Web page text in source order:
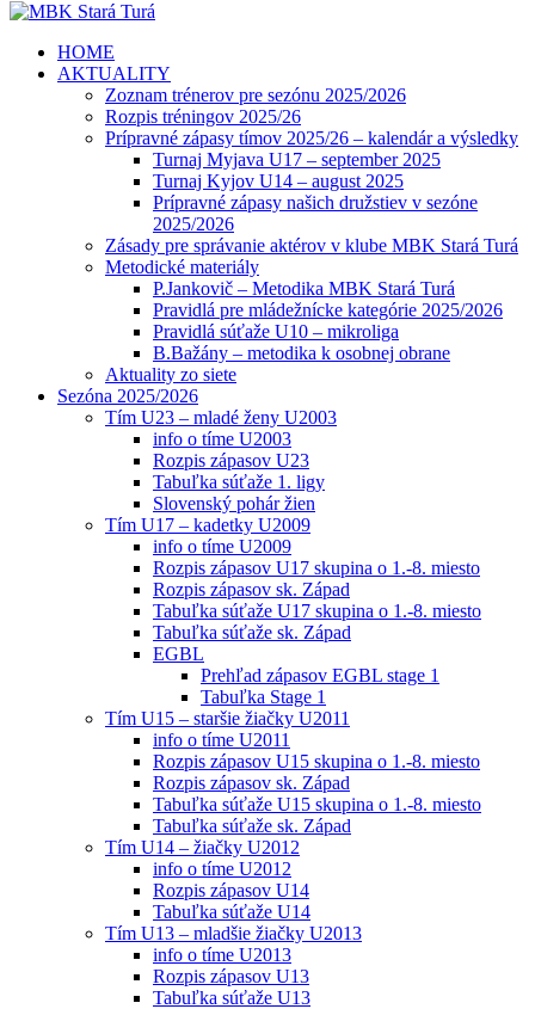
HOME
AKTUALITY
Zoznam trénerov pre sezónu 2025/2026
Rozpis tréningov 2025/26
Prípravné zápasy tímov 2025/26 – kalendár a výsledky
Turnaj Myjava U17 – september 2025
Turnaj Kyjov U14 – august 2025
Prípravné zápasy našich družstiev v sezóne
2025/2026
Zásady pre správanie aktérov v klube MBK Stará Turá
Metodické materiály
P.Jankovič – Metodika MBK Stará Turá
Pravidlá pre mládežnícke kategórie 2025/2026
Pravidlá súťaže U10 – mikroliga
B.Bažány – metodika k osobnej obrane
Aktuality zo siete
Sezóna 2025/2026
Tím U23 – mladé ženy U2003
info o tíme U2003
Rozpis zápasov U23
Tabuľka súťaže 1. ligy
Slovenský pohár žien
Tím U17 – kadetky U2009
info o tíme U2009
Rozpis zápasov U17 skupina o 1.-8. miesto
Rozpis zápasov sk. Západ
Tabuľka súťaže U17 skupina o 1.-8. miesto
Tabuľka súťaže sk. Západ
EGBL
Prehľad zápasov EGBL stage 1
Tabuľka Stage 1
Tím U15 – staršie žiačky U2011
info o tíme U2011
Rozpis zápasov U15 skupina o 1.-8. miesto
Rozpis zápasov sk. Západ
Tabuľka súťaže U15 skupina o 1.-8. miesto
Tabuľka súťaže sk. Západ
Tím U14 – žiačky U2012
info o tíme U2012
Rozpis zápasov U14
Tabuľka súťaže U14
Tím U13 – mladšie žiačky U2013
info o tíme U2013
Rozpis zápasov U13
Tabuľka súťaže U13